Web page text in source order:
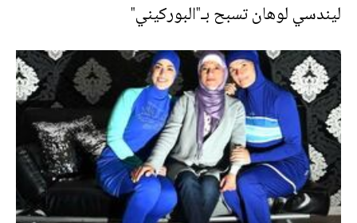
ليندسي لوهان تسبح بـ"البوركيني"